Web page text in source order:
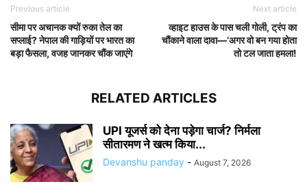
Previous article
सीमा पर अचानक क्यों रुका तेल का
सप्लाई? नेपाल की गाड़ियों पर भारत का
बड़ा फैसला, वजह जानकर चौंक जाएंगे
Next article
व्हाइट हाउस के पास चली गोली, ट्रंप का
चौंकाने वाला दावा—‘अगर वो बन गया होता
तो टल जाता हमला!
RELATED ARTICLES
UPI यूजर्स को देना पड़ेगा चार्ज? निर्मला
सीतारमण ने खत्म किया...
Devanshu panday - August 7, 2026